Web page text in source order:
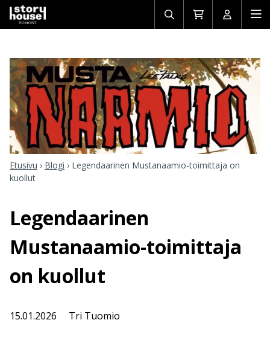
Avaa/sulje
haku
Siirry
ostoskoriin
Avaa/
Etusivu › Blogi › Legendaarinen Mustanaamio-toimittaja on
kuollut
Legendaarinen
Mustanaamio-toimittaja
on kuollut
15.01.2026 Tri Tuomio